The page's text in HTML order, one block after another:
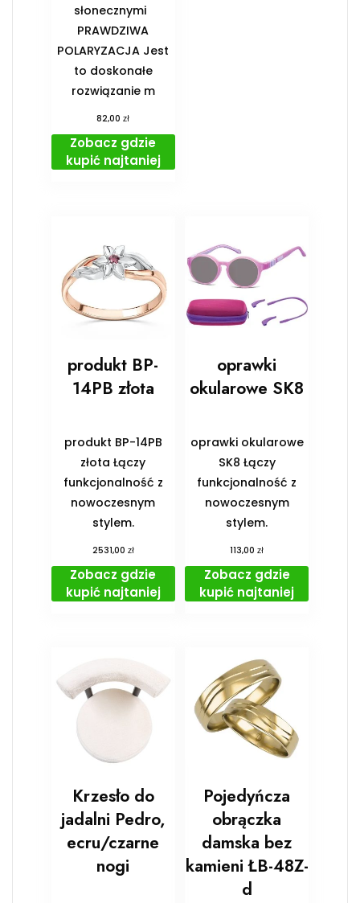
słonecznymi
PRAWDZIWA
POLARYZACJA Jest
to doskonałe
rozwiązanie m
82,00zł
Zobacz gdzie
kupić najtaniej
produkt BP-
14PB złota
produkt BP-14PB
złota Łączy
funkcjonalność z
nowoczesnym
stylem.
2531,00 zł
Zobacz gdzie
kupić najtaniej
oprawki
okularowe SK8
oprawki okularowe
SK8 Łączy
funkcjonalność z
nowoczesnym
stylem.
113,00zł
Zobacz gdzie
kupić najtaniej
Krzesło do
jadalni Pedro,
ecru/czarne
nogi
Pojedyńcza
obrączka
damska bez
kamieni ŁB-48Z-
d